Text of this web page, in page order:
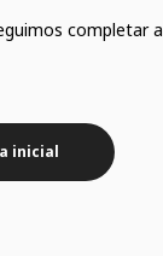
completar a
inicial